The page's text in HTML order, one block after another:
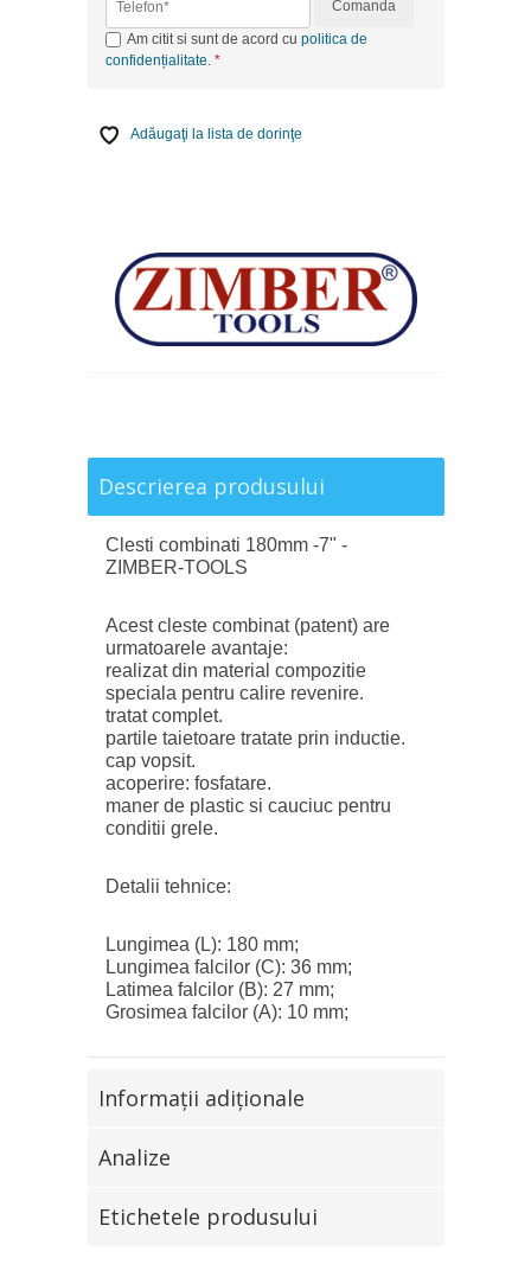
Comanda
Am citit si sunt de acord cu politica de
confidențialitate
Adăugaţi la lista de dorinţe
Descrierea produsului
Clesti combinati 180mm -7" -
ZIMBER-TOOLS
Acest cleste combinat (patent) are
urmatoarele avantaje:
realizat din material compozitie
speciala pentru calire revenire.
tratat complet.
partile taietoare tratate prin inductie.
cap vopsit.
acoperire: fosfatare.
maner de plastic si cauciuc pentru
conditii grele.
Detalii tehnice:
Lungimea (L): 180 mm;
Lungimea falcilor (C): 36 mm;
Latimea falcilor (B): 27 mm;
Grosimea falcilor (A): 10 mm;
Informaţii adiţionale
Analize
Etichetele produsului